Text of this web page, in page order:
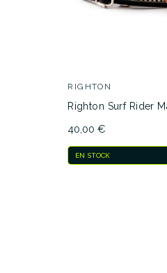
RIGHTON
Righton Surf Rider
40,00 €
EN STOCK